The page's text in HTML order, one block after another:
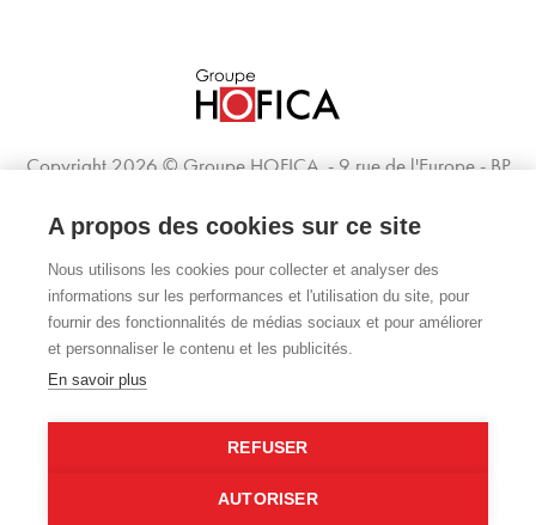
Copyright 2026 © Groupe HOFICA 9 rue de l'Europe - BP
Avviso legale
Mappa del sito
-Gestion des cookies
Site réalisé par
John Doe & Fils, Agence de Communication Digitale
COSYEQUIPEMENT.COM
A propos des cookies sur ce site
Nous utilisons les cookies pour collecter et analyser des
informations sur les performances et l'utilisation du site, pour
fournir des fonctionnalités de médias sociaux et pour améliorer
et personnaliser le contenu et les publicités.
En savoir plus
REFUSER
AUTORISER